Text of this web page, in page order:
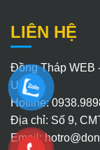
LIÊN HỆ
Đồng Tháp WEB
Uy Tín
Hotline:
Địa chỉ: Số 9,
Email: